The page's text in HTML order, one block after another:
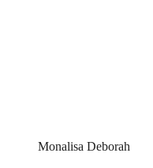
Monalisa Deborah